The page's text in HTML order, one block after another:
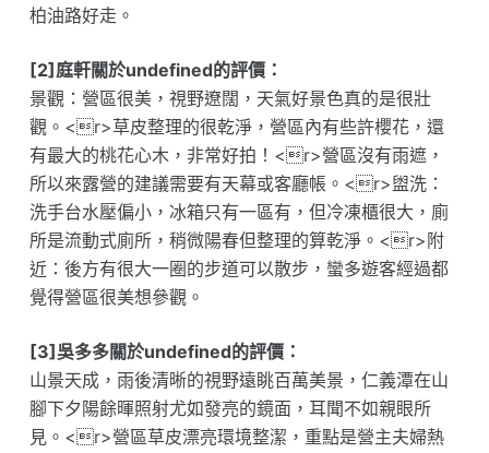
柏油路好走。
[2]庭軒關於undefined的評價：
景觀：營區很美，視野遼闊，天氣好景色真的是很壯
觀。<r>草皮整理的很乾淨，營區內有些許櫻花，還
有最大的桃花心木，非常好拍！<r>營區沒有雨遮，
所以來露營的建議需要有天幕或客廳帳。<r>盥洗：
洗手台水壓偏小，冰箱只有一區有，但冷凍櫃很大，廁
所是流動式廁所，稍微陽春但整理的算乾淨。<r>附
近：後方有很大一圈的步道可以散步，蠻多遊客經過都
覺得營區很美想參觀。
[3]吳多多關於undefined的評價：
山景天成，雨後清晰的視野遠眺百萬美景，仁義潭在山
腳下夕陽餘暉照射尤如發亮的鏡面，耳聞不如親眼所
見。<r>營區草皮漂亮環境整潔，重點是營主夫婦熱